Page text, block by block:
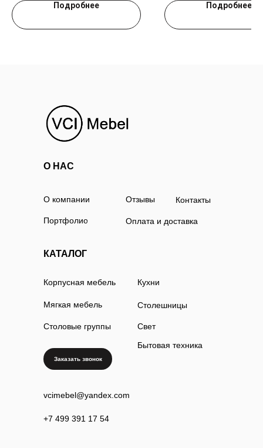
Подробнее Подробнее
О компании
О НАС
КАТАЛОГ
Портфолио
Контакты
Отзывы
Корпусная мебель
Оплата и доставка
Мягкая мебель
Столовые группы
vcimebel@yandex.com
+7 499 391 17 54
Кухни
Столешницы
Свет
Бытовая техника
Заказать звонок